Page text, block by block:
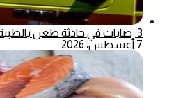
3 إصابات في حادثة طعن بالطيبة داخل أراضي الـ48
7 أغسطس، 2026